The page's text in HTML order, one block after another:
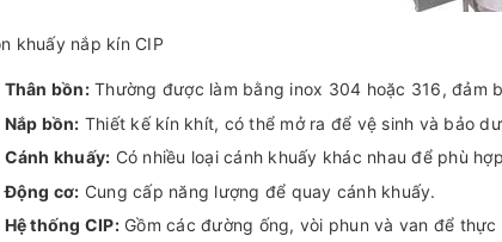
khuấy nắp kín CIP
Thân bồn:Thường được làm bằng inox 304 hoặc 316, đảm
Nắp bồn: Thiết kế kín khít, có thể mở ra để vệ sinh và bảo
Cánh khuấy: Có nhiều loại cánh khuấy khác nhau để phù
Động cơ: Cung cấp năng lượng để quay cánh khuấy.
Hệ thống CIP:Gồm các đường ống, vòi phun và van để